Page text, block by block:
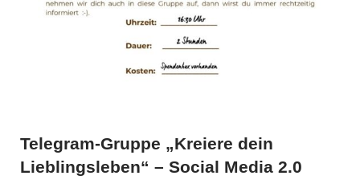
Telegram-Gruppe „Kreiere dein
Lieblingsleben“ – Social Media 2.0